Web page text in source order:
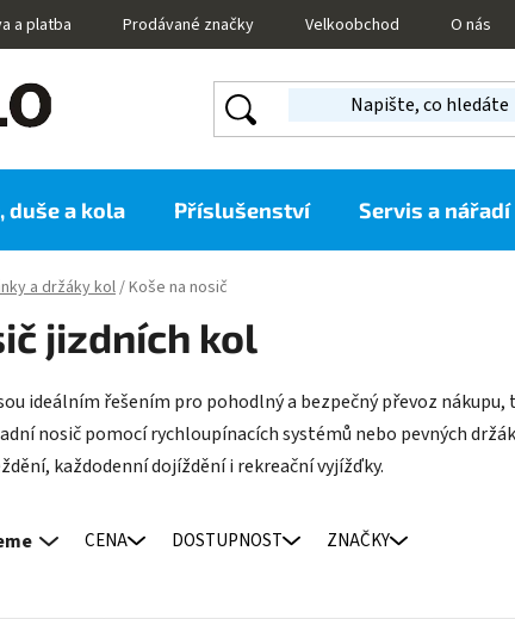
a platba Prodávané značky Velkoobchod O nás
duše a kola Příslušenství Servis a nářadí
a držáky kol/Koše na nosič
jizdních kol
ideálním řešením pro pohodlný a bezpečný převoz
nosič pomocí rychloupínacích systémů nebo pevných
každodenní dojíždění i rekreační vyjížďky.
CENA DOSTUPNOST ZNAČKY